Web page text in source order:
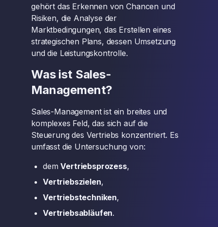
gehört das Erkennen von Chancen und
Risiken, die Analyse der
Marktbedingungen, das Erstellen eines
strategischen Plans, dessen Umsetzung
und die Leistungskontrolle.
Was ist Sales-
Management?
Sales-Management ist ein breites und
komplexes Feld, das sich auf die
Steuerung des Vertriebs konzentriert. Es
umfasst die Untersuchung von:
demVertriebsprozess,
Vertriebszielen,
Vertriebstechniken,
Vertriebsabläufen.